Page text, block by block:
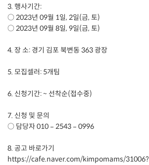
3. 행사기간:
○ 2023년 09월 1일, 2일(금, 토)
○ 2023년 09월 8일, 9일(금, 토)
4. 장 소: 경기 김포 북변동 363 광장
5. 모집셀러: 5개팀
6. 신청기간: ~ 선착순(접수중)
7. 신청 및 문의
○ 담당자 010 – 2543 – 0996
8. 공고 바로가기
https://cafe.naver.com/kimpomams/31006?